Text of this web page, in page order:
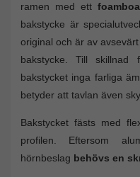
ramen med ett
bakstycke är
original och är av
bakstycke. Till skillnad
bakstycket inga farliga
betyder att tavlan även
Bakstycket fästs med
profilen. Eftersom
hörnbeslag behövs en